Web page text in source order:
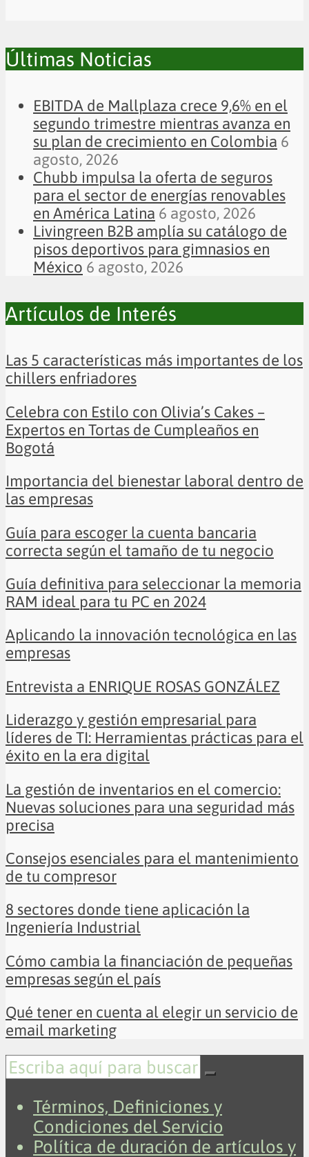
Últimas Noticias
EBITDA de Mallplaza crece 9,6% en el
segundo trimestre mientras avanza en
su plan de crecimiento en Colombia 6
agosto, 2026
Chubb impulsa la oferta de seguros
para el sector de energías renovables
en América Latina 6 agosto, 2026
Livingreen B2B amplía su catálogo de
pisos deportivos para gimnasios en
México 6 agosto, 2026
Artículos de Interés
Las 5 características más importantes de los
chillers enfriadores
Celebra con Estilo con Olivia’s Cakes –
Expertos en Tortas de Cumpleaños en
Bogotá
Importancia del bienestar laboral dentro de
las empresas
Guía para escoger la cuenta bancaria
correcta según el tamaño de tu negocio
Guía definitiva para seleccionar la memoria
RAM ideal para tu PC en 2024
Aplicando la innovación tecnológica en las
empresas
Entrevista a ENRIQUE ROSAS GONZÁLEZ
Liderazgo y gestión empresarial para
líderes de TI: Herramientas prácticas para el
éxito en la era digital
La gestión de inventarios en el comercio:
Nuevas soluciones para una seguridad más
precisa
Consejos esenciales para el mantenimiento
de tu compresor
8 sectores donde tiene aplicación la
Ingeniería Industrial
Cómo cambia la financiación de pequeñas
empresas según el país
Qué tener en cuenta al elegir un servicio de
email marketing
Términos, Definiciones y
Condiciones del Servicio
Política de duración de artículos y